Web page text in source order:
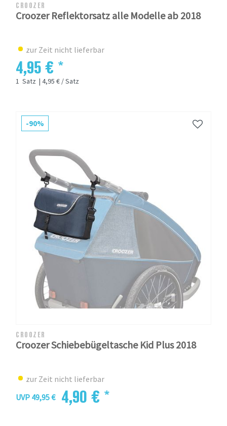
CROOZER
Croozer Reflektorsatz alle Modelle ab 2018
zur Zeit nicht lieferbar
4,95 € *
1 Satz | 4,95 € / Satz
-90%
CROOZER
Croozer Schiebebügeltasche Kid Plus 2018
zur Zeit nicht lieferbar
UVP 49,95 €
4,90 € *